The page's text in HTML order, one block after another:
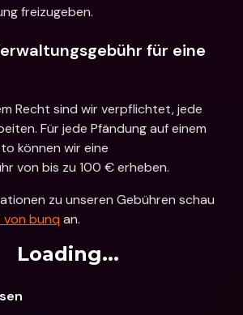
freizugeben.
für eine
Recht sind wir verpflichtet, jede
Für jede Pfändung auf einem
können wir eine
von bis zu 100 € erheben.
zu unseren Gebühren schau
von bunq an.
Loading...